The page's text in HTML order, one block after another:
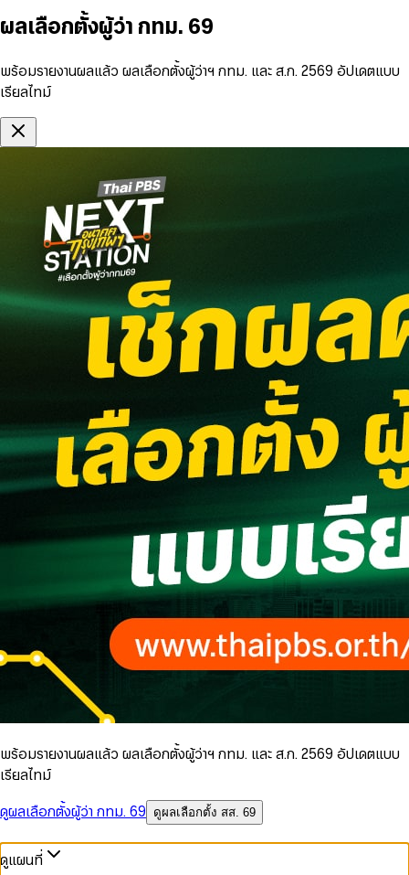
ผลเลือกตั้งผู้ว่า กทม. 69
พร้อมรายงานผลแล้ว ผลเลือกตั้งผู้ว่าฯ กทม. และ ส.ก. 2569 อัปเดตแบบ
เรียลไทม์
พร้อมรายงานผลแล้ว ผลเลือกตั้งผู้ว่าฯ กทม. และ ส.ก. 2569 อัปเดตแบบ
เรียลไทม์
ดูผลเลือกตั้งผู้ว่า กทม. 69
ดูผลเลือกตั้ง สส. 69
ดูแผนที่